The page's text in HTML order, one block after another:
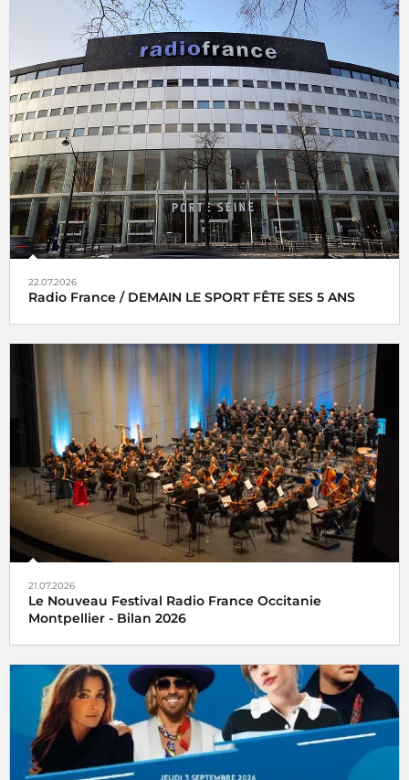
22.07.2026
Radio France / DEMAIN LE SPORT FÊTE SES 5 ANS
21.07.2026
Le Nouveau Festival Radio France Occitanie
Montpellier - Bilan 2026